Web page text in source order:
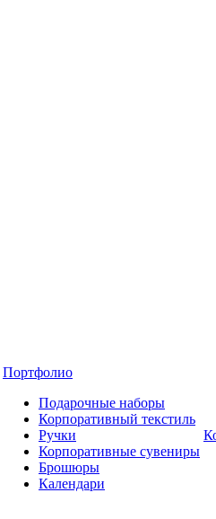
Портфолио
Подарочные наборы
Корпоративный текстиль
Ручки
Корпоративные сувениры
Брошюры
Календари